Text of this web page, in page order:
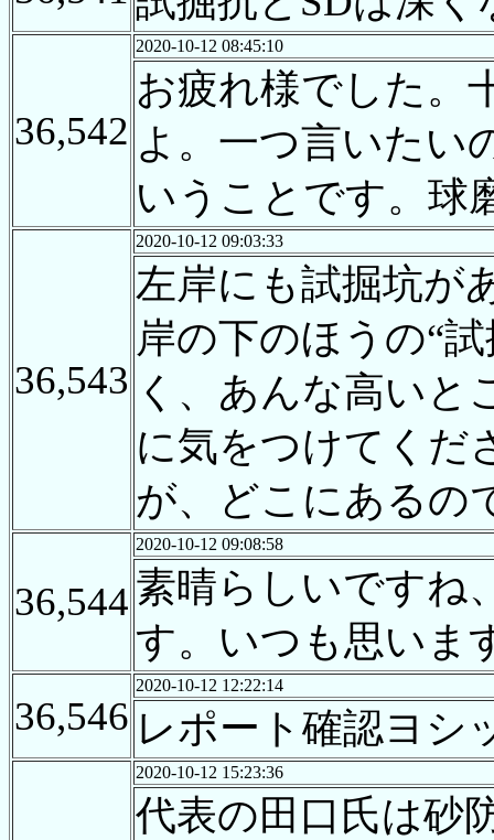
36,542
2020-10-12 08:45:10
お疲れ様でした。
よ。一つ言いたい
いうことです。球
36,543
2020-10-12 09:03:33
左岸にも試掘坑が
岸の下のほうの“
く、あんな高いと
に気をつけてくだ
が、どこにあるの
36,544
2020-10-12 09:08:58
素晴らしいですね
す。いつも思いま
36,546
2020-10-12 12:22:14
レポート確認ヨシ
2020-10-12 15:23:36
代表の田口氏は砂